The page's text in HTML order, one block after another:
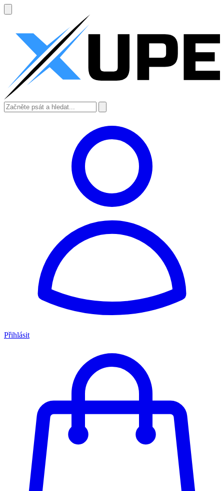
Přihlásit